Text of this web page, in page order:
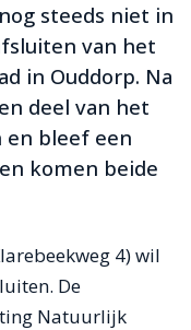
steeds niet in
van het
in Ouddorp. Na
deel van het
en bleef een
komen beide
4) wil
De
Natuurlijk